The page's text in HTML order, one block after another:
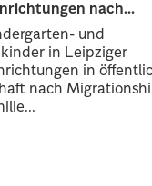
nach...
und
in Leipziger
in
nach